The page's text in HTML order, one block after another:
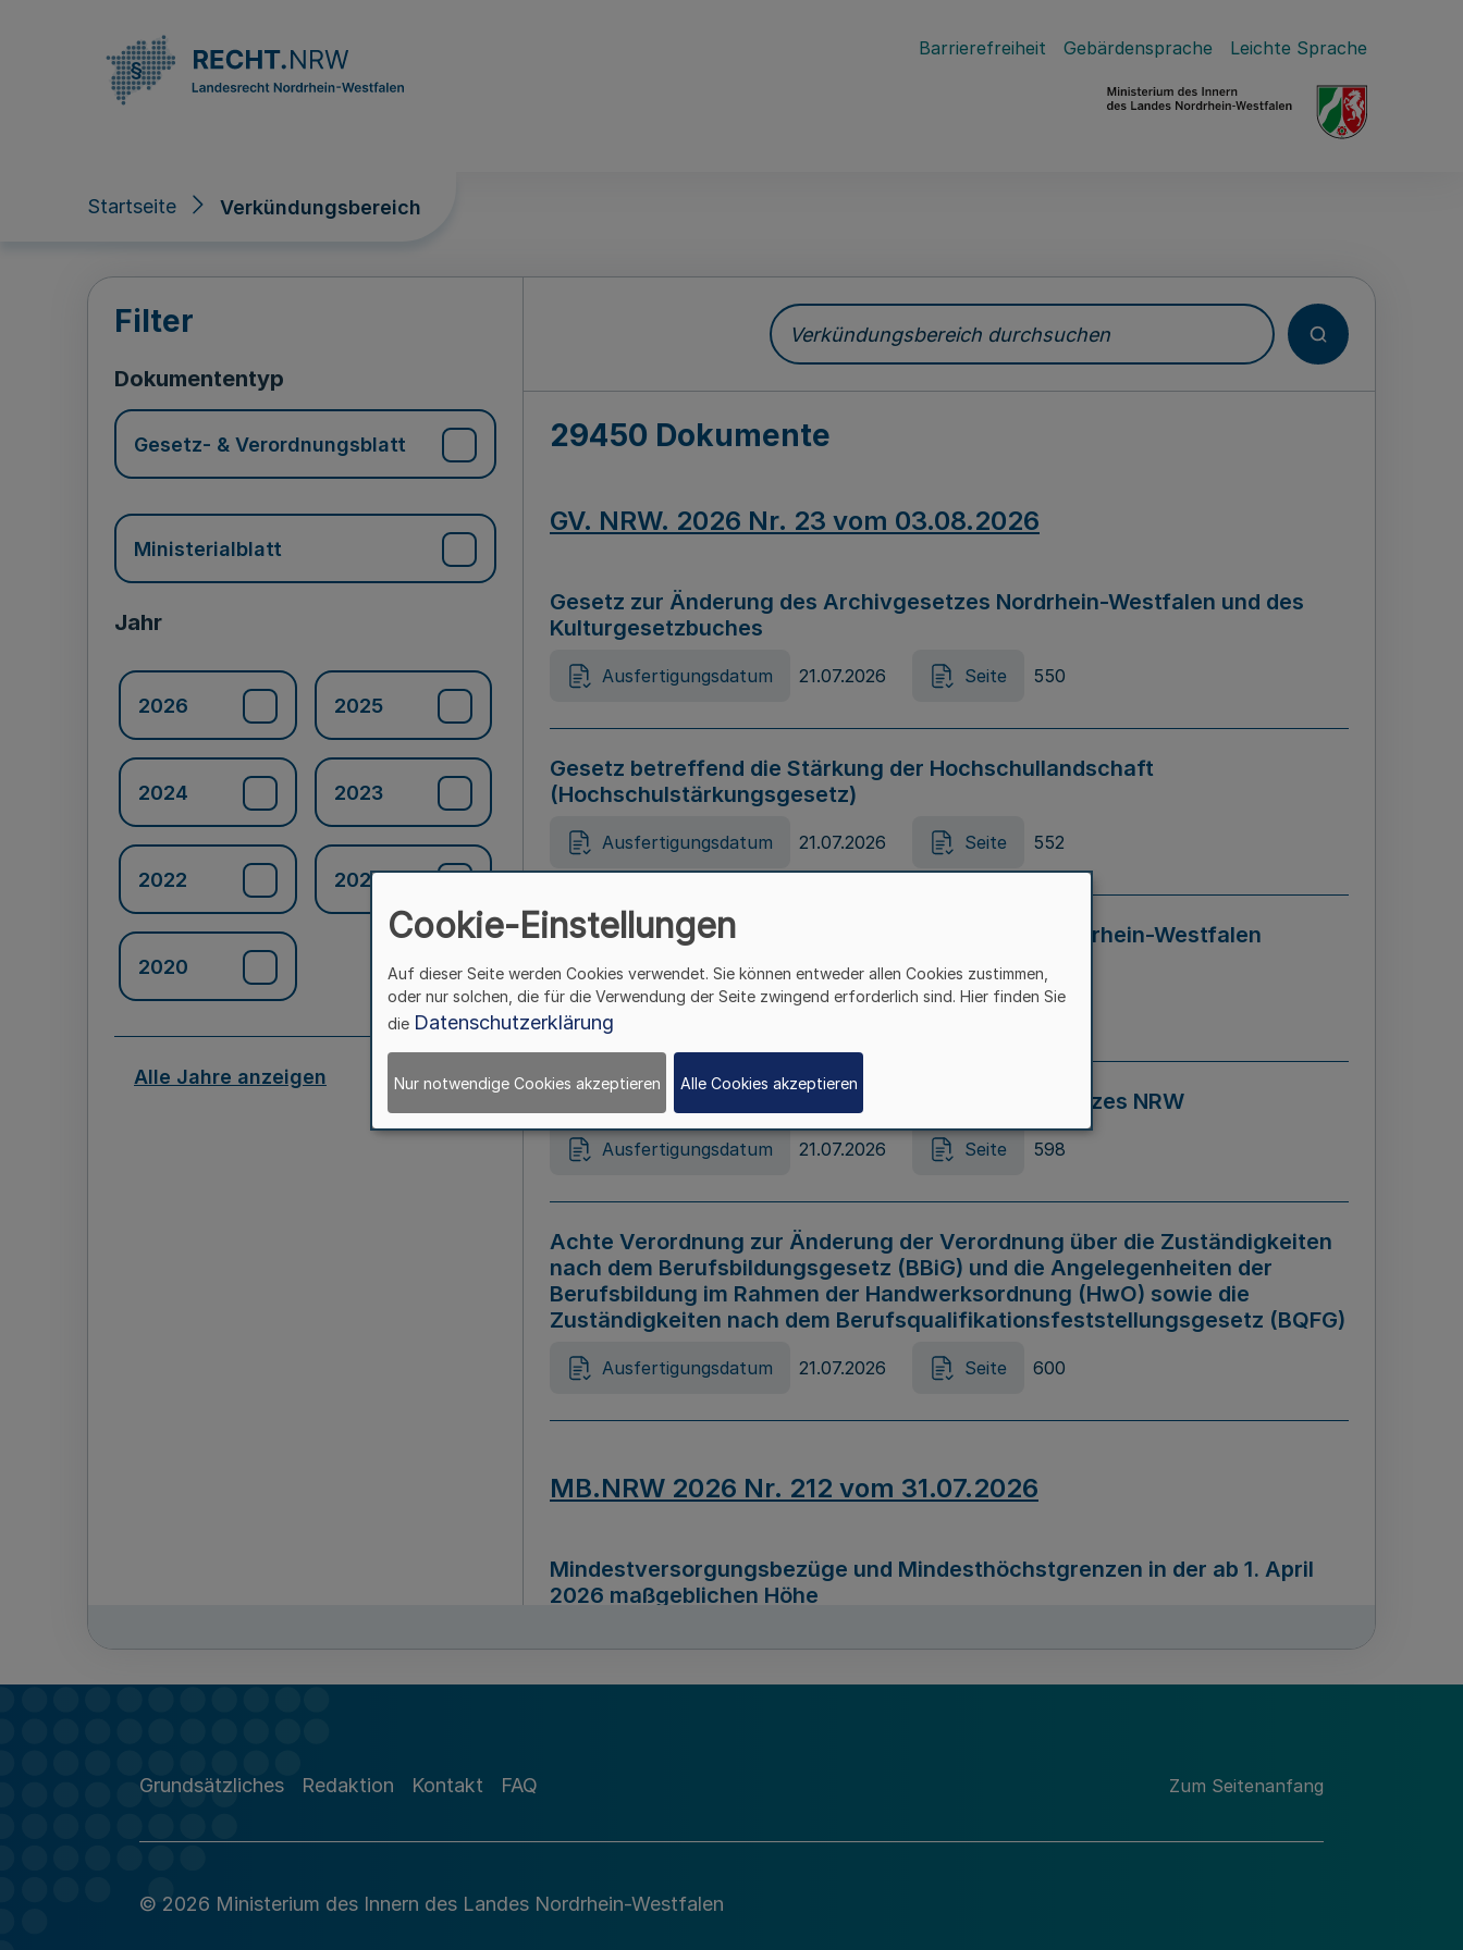
Barrierefreiheit Gebärdensprache Leichte Sprache
Startseite Verkündungsbereich
Verkündungsbereich
Filter
Dokumententyp
Gesetz- & Verordnungsblatt
Ministerialblatt
Jahr
2026 2025
2024 2023
2022 2021
2020
Alle Jahre anzeigen
Verkündungsbereich durchsuchen
29450 Dokumente
GV. NRW. 2026 Nr. 23 vom 03.08.2026
Gesetz zur Änderung des Archivgesetzes Nordrhein-Westfalen und des
Kulturgesetzbuches
Ausfertigungsdatum 21.07.2026 Seite 550
Gesetz betreffend die Stärkung der Hochschullandschaft
(Hochschulstärkungsgesetz)
Ausfertigungsdatum 21.07.2026 Seite 552
Gesetz zur Vermeidung von Diskriminierung in Nordrhein-Westfalen
(Landesantidiskriminierungsgesetz – LADG NRW)
Ausfertigungsdatum 21.07.2026 Seite 595
Gesetz zur Änderung des Online-Casinospiel Gesetzes NRW
Ausfertigungsdatum 21.07.2026 Seite 598
Achte Verordnung zur Änderung der Verordnung über die Zuständigkeiten
nach dem Berufsbildungsgesetz (BBiG) und die Angelegenheiten der
Berufsbildung im Rahmen der Handwerksordnung (HwO) sowie die
Zuständigkeiten nach dem Berufsqualifikationsfeststellungsgesetz (BQFG)
Ausfertigungsdatum 21.07.2026 Seite 600
MB.NRW 2026 Nr. 212 vom 31.07.2026
Mindestversorgungsbezüge und Mindesthöchstgrenzen in der ab 1. April
2026 maßgeblichen Höhe
Richtlinie zur Durchführung des Förderprogramms „Mittelstand Innovativ &
Grundsätzliches Redaktion Kontakt FAQ Zum Seitenanfang
© 2026 Ministerium des Innern des Landes Nordrhein-Westfalen
Cookie-Einstellungen
Auf dieser Seite werden Cookies verwendet. Sie können entweder allen Cookies zustimmen,
oder nur solchen, die für die Verwendung der Seite zwingend erforderlich sind. Hier finden Sie
die Datenschutzerklärung
Nur notwendige Cookies akzeptieren Alle Cookies akzeptieren